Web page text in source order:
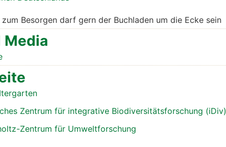
zum Besor­gen darf gern der Buch­la­den um die Ecke sein
Media
Zen­trum für inte­gra­ti­ve Bio­di­ver­si­täts­for­schung (iDiv)
Zen­trum für Umwelt­for­schung